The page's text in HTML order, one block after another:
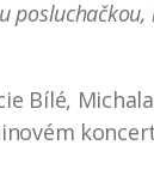
posluchačkou,
Bílé,